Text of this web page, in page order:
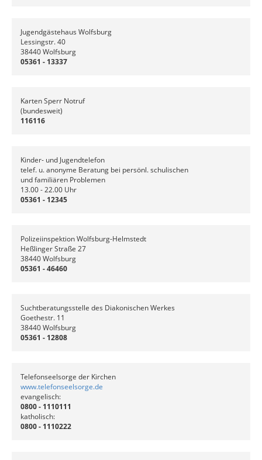
Jugendgästehaus Wolfsburg
Lessingstr. 40
38440 Wolfsburg
05361 - 13337
Karten Sperr Notruf
(bundesweit)
116116
Kinder- und Jugendtelefon
telef. u. anonyme Beratung bei persönl. schulischen
und familiären Problemen
13.00 - 22.00 Uhr
05361 - 12345
Polizeiinspektion Wolfsburg-Helmstedt
Heßlinger Straße 27
38440 Wolfsburg
05361 - 46460
Suchtberatungsstelle des Diakonischen Werkes
Goethestr. 11
38440 Wolfsburg
05361 - 12808
Telefonseelsorge der Kirchen
www.telefonseelsorge.de
evangelisch:
0800 - 1110111
katholisch:
0800 - 1110222